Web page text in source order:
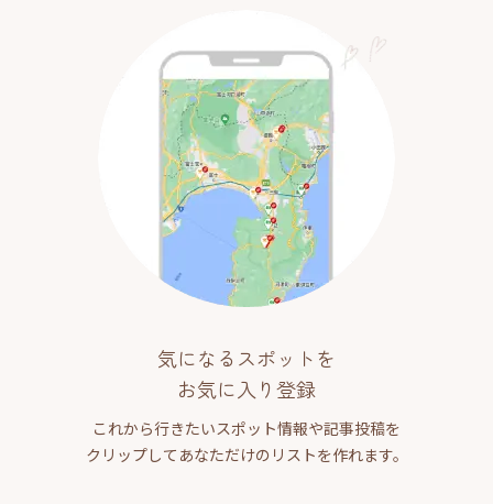
気になるスポットを
お気に入り登録
これから行きたいスポット情報や記事投稿を
クリップしてあなただけのリストを作れます。